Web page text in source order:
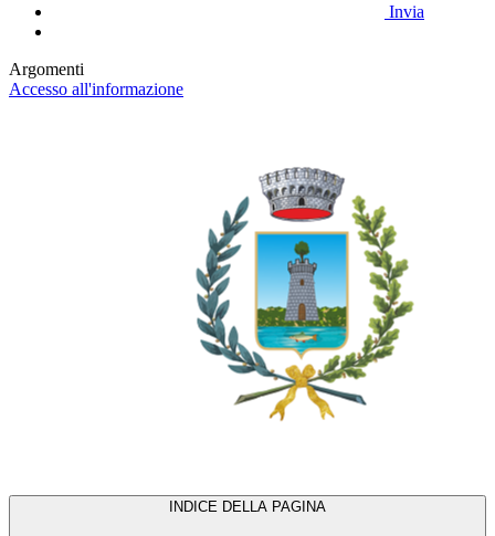
Invia
Argomenti
Accesso all'informazione
INDICE DELLA PAGINA